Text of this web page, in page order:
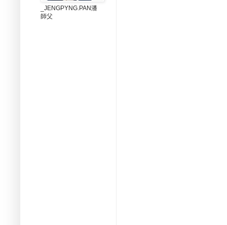
_JENGPYNG.PAN潘
師父